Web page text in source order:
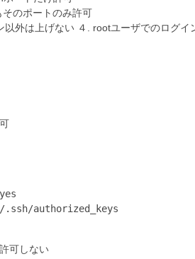
のポートのみ許可
以外は上げない ４. rootユーザでのログ
可しない